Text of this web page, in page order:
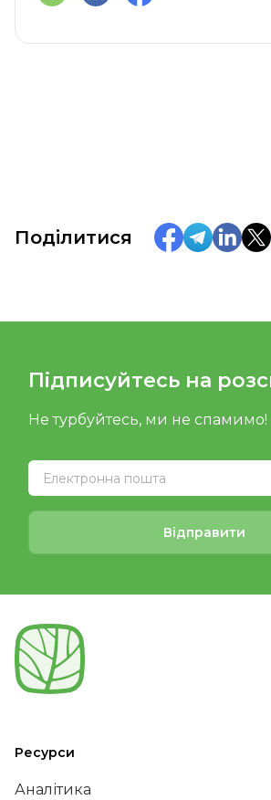
Поділитися
Підписуйтесь на
Не турбуйтесь, ми не спамимо!
Відправити
Ресурси
Аналітика